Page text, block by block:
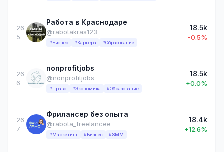
26
5
Работа в Краснодаре
@rabotakras123
#Бизнес #Карьера #Образование
18.5k
-0.5%
26
6
nonprofitjobs
@nonprofitjobs
#Право #Экономика #Образование
18.5k
+0.0%
26
7
Фрилансер без опыта
@rabota_freelancee
#Маркетинг #Бизнес #SMM
18.4k
+12.6%